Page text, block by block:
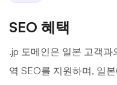
SEO 혜택
.jp 도메인은 일본 고객
역 SEO를 지원하며, 일